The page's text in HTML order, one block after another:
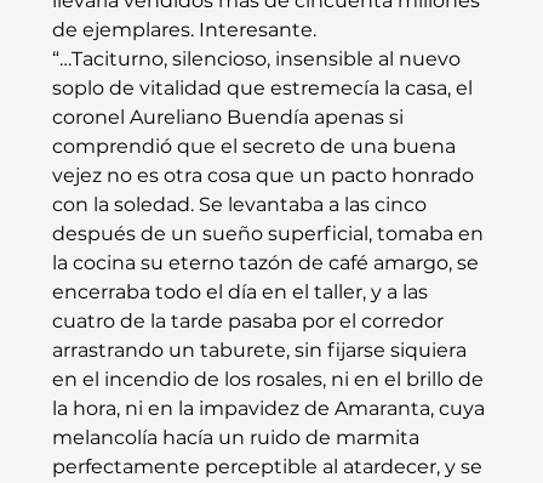
de ejemplares. Interesante.
“…Taciturno, silencioso, insensible al nuevo
soplo de vitalidad que estremecía la casa, el
coronel Aureliano Buendía apenas si
comprendió que el secreto de una buena
vejez no es otra cosa que un pacto honrado
con la soledad. Se levantaba a las cinco
después de un sueño superficial, tomaba en
la cocina su eterno tazón de café amargo, se
encerraba todo el día en el taller, y a las
cuatro de la tarde pasaba por el corredor
arrastrando un taburete, sin fijarse siquiera
en el incendio de los rosales, ni en el brillo de
la hora, ni en la impavidez de Amaranta, cuya
melancolía hacía un ruido de marmita
perfectamente perceptible al atardecer, y se